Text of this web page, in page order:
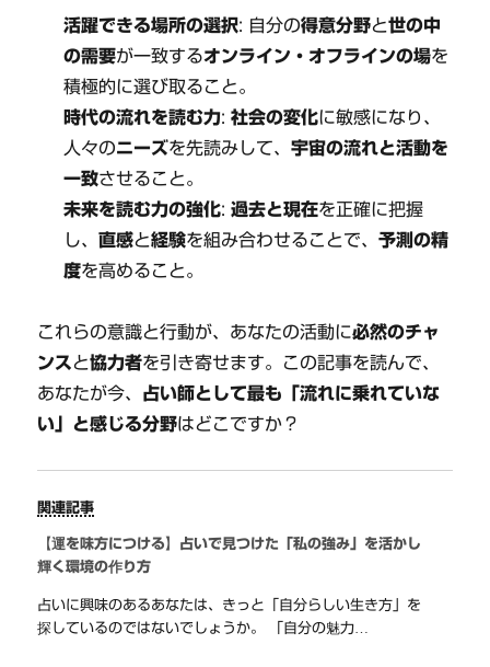
活躍できる場所の選択: 自分の得意分野と世の中
の需要が一致するオンライン・オフラインの場を
積極的に選び取ること。
時代の流れを読む力:社会の変化に敏感になり、
人々のニーズを先読みして、宇宙の流れと活動を
一致させること。
未来を読む力の強化:過去と現在を正確に把握
し、直感と経験を組み合わせることで、予測の精
度を高めること。
これらの意識と行動が、あなたの活動に必然のチャ
ンスと協力者を引き寄せます。この記事を読んで、
あなたが今、 占い師として最も「流れに乗れていな
い」と感じる分野はどこですか？
関連記事
【運を味方につける】占いで見つけた「私の強み」を活かし
輝く環境の作り方
占いに興味のあるあなたは、きっと「自分らしい生き方」を
探しているのではないでしょうか。 「自分の魅力…